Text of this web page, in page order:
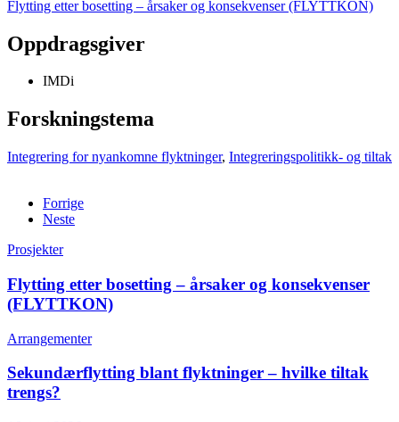
Flytting etter bosetting – årsaker og konsekvenser (FLYTTKON)
Oppdragsgiver
IMDi
Forskningstema
Integrering for nyankomne flyktninger, Integreringspolitikk- og tiltak
Forrige
Neste
Prosjekter
Flytting etter bosetting – årsaker og konsekvenser
(FLYTTKON)
Arrangementer
Sekundærflytting blant flyktninger – hvilke tiltak
trengs?